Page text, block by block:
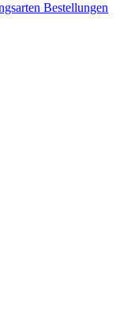
Bestellungen